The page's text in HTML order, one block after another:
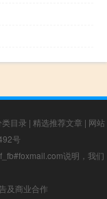
目录 | 精选推荐文章 | 网站
号
说明，我们
及商业合作